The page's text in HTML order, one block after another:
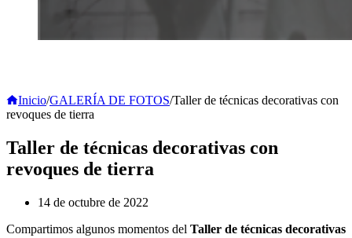
Inicio/GALERÍA DE FOTOS/Taller de técnicas decorativas con
revoques de tierra
Taller de técnicas decorativas con
revoques de tierra
14 de octubre de 2022
Compartimos algunos momentos del Taller de técnicas decorativas